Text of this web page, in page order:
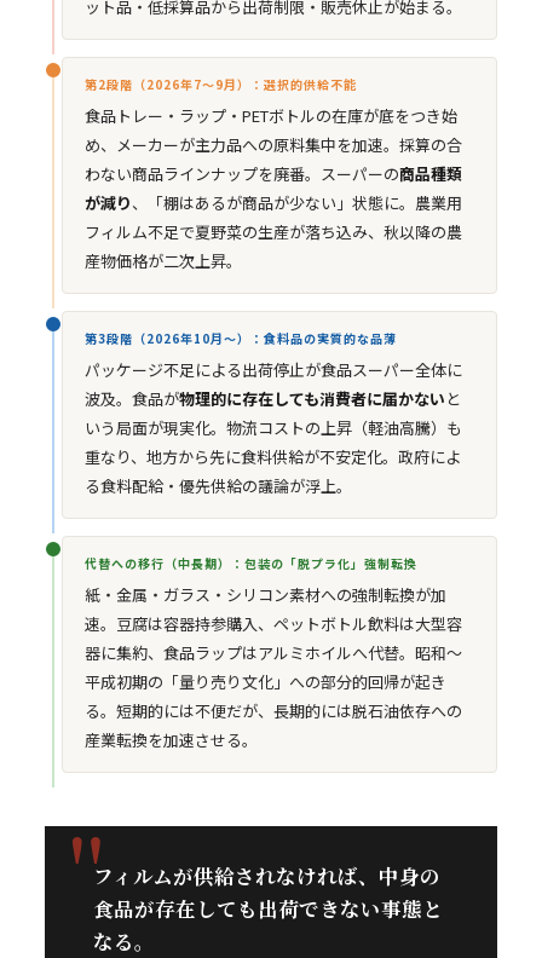
ット品・低採算品から出荷制限・販売休止が始まる。
第2段階（2026年7〜9月）：選択的供給不能
食品トレー・ラップ・PETボトルの在庫が底をつき始
め、メーカーが主力品への原料集中を加速。採算の合
わない商品ラインナップを廃番。スーパーの商品種類
が減り、「棚はあるが商品が少ない」状態に。農業用
フィルム不足で夏野菜の生産が落ち込み、秋以降の農
産物価格が二次上昇。
第3段階（2026年10月〜）：食料品の実質的な品薄
パッケージ不足による出荷停止が食品スーパー全体に
波及。食品が物理的に存在しても消費者に届かない と
いう局面が現実化。物流コストの上昇（軽油高騰）も
重なり、地方から先に食料供給が不安定化。政府によ
る食料配給・優先供給の議論が浮上。
代替への移行（中長期）：包装の「脱プラ化」強制転換
紙・金属・ガラス・シリコン素材への強制転換が加
速。豆腐は容器持参購入、ペットボトル飲料は大型容
器に集約、食品ラップはアルミホイルへ代替。昭和〜
平成初期の「量り売り文化」への部分的回帰が起き
る。短期的には不便だが、長期的には脱石油依存への
産業転換を加速させる。
フィルムが供給されなければ、中身の
食品が存在しても出荷できない事態と
なる。